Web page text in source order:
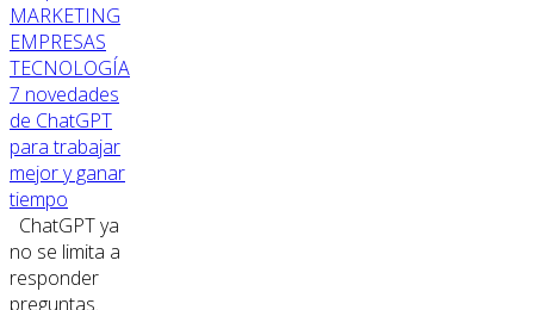
MARKETING
EMPRESAS
TECNOLOGÍA
7 novedades
de ChatGPT
para trabajar
mejor y ganar
tiempo
ChatGPT ya
no se limita a
responder
preguntas.